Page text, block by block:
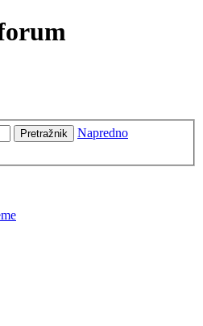
Pretražnik
Napredno